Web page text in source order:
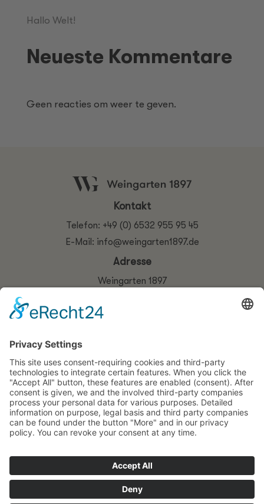
Hallo Welt!
Neueste Kommentare
Geen reacties om weer te geven.
Adresse
Weingarten 1897
Weingartenstr. 10
Kontakt
Telefon: +49 (0) 6532 955 95 45
E-Mail: info@weingarten1897.de
© Copyright 2025 Weingarten 1897
Jetzt Route berechnen!

Datenschutz|